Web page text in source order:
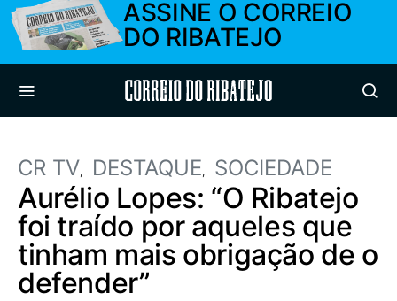
ASSINE O CORREIO
DO RIBATEJO
Correio do Ribatejo
CR TV DESTAQUE SOCIEDADE
Aurélio Lopes: “O Ribatejo
foi traído por aqueles que
tinham mais obrigação de o
defender”